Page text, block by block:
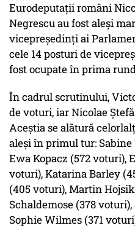
Eurodeputații români
Negrescu au fost aleși
vicepreședinți ai
cele 14 posturi de
fost ocupate în prima
În cadrul scrutinului,
de voturi, iar Nicolae
Aceștia se alătură
aleși în primul tur:
Ewa Kopacz (572 voturi),
voturi), Katarina Barley
(405 voturi), Martin
Schaldemose (378
Sophie Wilmes (371